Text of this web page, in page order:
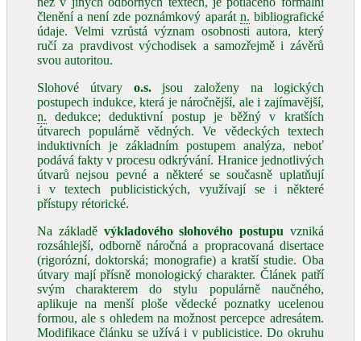
členění a není zde poznámkový aparát n. bibliografické
údaje. Velmi vzrůstá význam osobnosti autora, který
ručí za pravdivost východisek a samozřejmě i závěrů
svou autoritou.
Slohové útvary o.s.jsou založeny na logických
postupech indukce, která je náročnější, ale i zajímavější,
n. dedukce; deduktivní postup je běžný v kratších
útvarech populárně vědných. Ve vědeckých textech
induktivních je základním postupem analýza, neboť
podává fakty v procesu odkrývání. Hranice jednotlivých
útvarů nejsou pevné a některé se současně uplatňují
i v textech publicistických, využívají se i některé
přístupy rétorické.
Na základě výkladového slohového postupu vzniká
rozsáhlejší, odborně náročná a propracovaná disertace
(rigorózní, doktorská; monografie) a kratší studie. Oba
útvary mají přísně monologický charakter. Článek patří
svým charakterem do stylu populárně naučného,
aplikuje na menší ploše vědecké poznatky ucelenou
formou, ale s ohledem na možnost percepce adresátem.
Modifikace článku se užívá i v publicistice. Do okruhu